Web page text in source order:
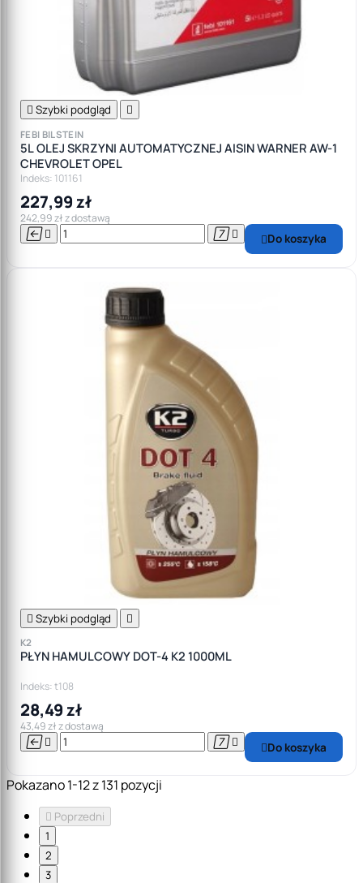
 Szybki podgląd 
FEBI BILSTEIN
5L OLEJ SKRZYNI AUTOMATYCZNEJ AISIN WARNER AW-1
CHEVROLET OPEL
Indeks: 101161
227,99 zł
242,99 zł z dostawą
    Do koszyka
 Szybki podgląd 
K2
PŁYN HAMULCOWY DOT-4 K2 1000ML
Indeks: t108
28,49 zł
43,49 zł z dostawą
    Do koszyka
Pokazano 1-12 z 131 pozycji
 Poprzedni
1
2
3